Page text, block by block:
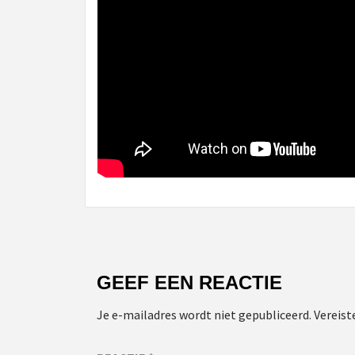
GEEF EEN REACTIE
Je e-mailadres wordt niet gepubliceerd.